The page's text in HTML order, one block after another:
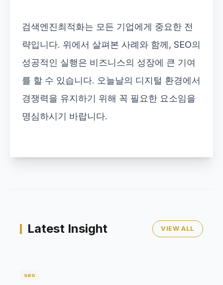
검색엔진최적화는 모든 기업에게 중요한 전
략입니다. 위에서 살펴본 사례와 함께, SEO의
성공적인 실행은 비즈니스의 성장에 큰 기여
를 할 수 있습니다. 오늘날의 디지털 환경에서
경쟁력을 유지하기 위해 꼭 필요한 요소임을
명심하시기 바랍니다.
Latest Insight VIEW ALL
seo